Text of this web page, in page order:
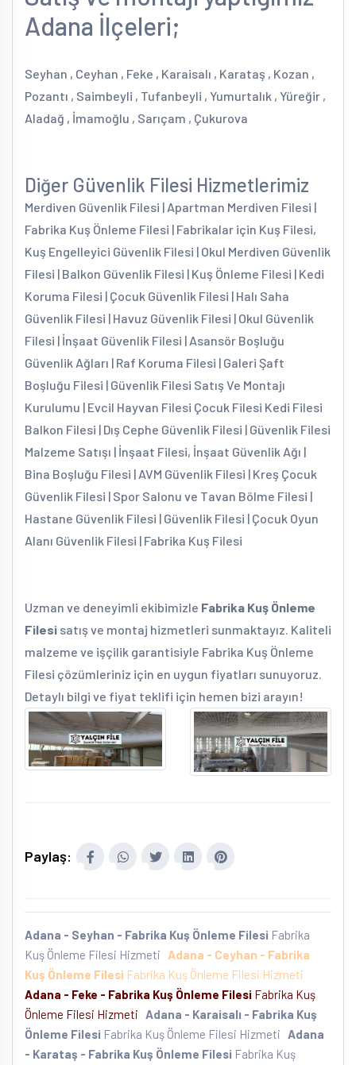
Adana İlçeleri;
Seyhan , Ceyhan , Feke , Karaisalı , Karataş , Kozan ,
Pozantı , Saimbeyli , Tufanbeyli , Yumurtalık , Yüreğir ,
Aladağ , İmamoğlu , Sarıçam , Çukurova
Diğer Güvenlik Filesi Hizmetlerimiz
Merdiven Güvenlik Filesi | Apartman Merdiven Filesi |
Fabrika Kuş Önleme Filesi | Fabrikalar için Kuş Filesi,
Kuş Engelleyici Güvenlik Filesi | Okul Merdiven Güvenlik
Filesi | Balkon Güvenlik Filesi | Kuş Önleme Filesi | Kedi
Koruma Filesi | Çocuk Güvenlik Filesi | Halı Saha
Güvenlik Filesi | Havuz Güvenlik Filesi | Okul Güvenlik
Filesi | İnşaat Güvenlik Filesi | Asansör Boşluğu
Güvenlik Ağları | Raf Koruma Filesi | Galeri Şaft
Boşluğu Filesi | Güvenlik Filesi Satış Ve Montajı
Kurulumu | Evcil Hayvan Filesi Çocuk Filesi Kedi Filesi
Balkon Filesi | Dış Cephe Güvenlik Filesi | Güvenlik Filesi
Malzeme Satışı | İnşaat Filesi, İnşaat Güvenlik Ağı |
Bina Boşluğu Filesi | AVM Güvenlik Filesi | Kreş Çocuk
Güvenlik Filesi | Spor Salonu ve Tavan Bölme Filesi |
Hastane Güvenlik Filesi | Güvenlik Filesi | Çocuk Oyun
Alanı Güvenlik Filesi | Fabrika Kuş Filesi
Uzman ve deneyimli ekibimizle Fabrika Kuş Önleme
Filesi satış ve montaj hizmetleri sunmaktayız. Kaliteli
malzeme ve işçilik garantisiyle Fabrika Kuş Önleme
Filesi çözümleriniz için en uygun fiyatları sunuyoruz.
Detaylı bilgi ve fiyat teklifi için hemen bizi arayın!
Paylaş:
Adana - Seyhan - Fabrika Kuş Önleme Filesi Fabrika
Kuş Önleme Filesi Hizmeti
Adana - Ceyhan - Fabrika
Kuş Önleme Filesi Fabrika Kuş Önleme Filesi Hizmeti
Adana - Feke - Fabrika Kuş Önleme Filesi Fabrika Kuş
Önleme Filesi Hizmeti Adana - Karaisalı - Fabrika Kuş
Önleme Filesi Fabrika Kuş Önleme Filesi Hizmeti Adana
- Karataş - Fabrika Kuş Önleme Filesi Fabrika Kuş